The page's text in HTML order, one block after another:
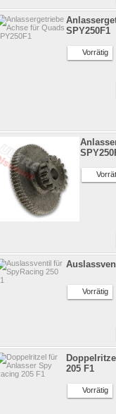
SPY250F1
Vorrätig
Vorrätig
205 F1
Vorrätig